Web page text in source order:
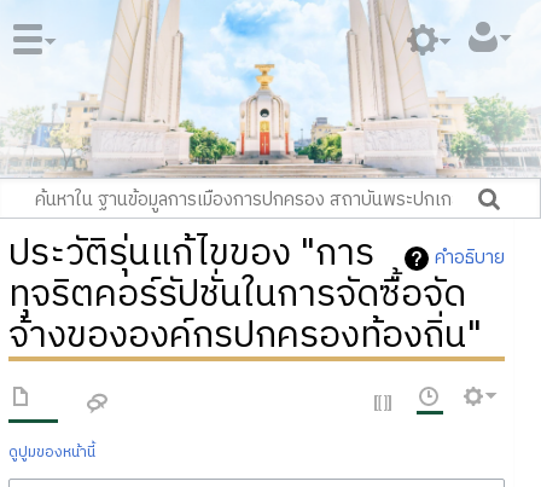
คำอธิบาย
ประวัติรุ่นแก้ไขของ "การ
ทุจริตคอร์รัปชั่นในการจัดซื้อจัด
จ้างขององค์กรปกครองท้องถิ่น"
ดูปูมของหน้านี้